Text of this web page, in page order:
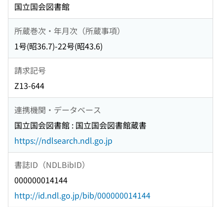
国立国会図書館
所蔵巻次・年月次（所蔵事項）
1号(昭36.7)-22号(昭43.6)
請求記号
Z13-644
連携機関・データベース
国立国会図書館 : 国立国会図書館蔵書
https://ndlsearch.ndl.go.jp
書誌ID（NDLBibID）
000000014144
http://id.ndl.go.jp/bib/000000014144